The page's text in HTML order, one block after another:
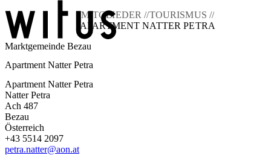
Blog
Über uns
Projekte
Mitglieder
Service
Kontakt
MITGLIEDER //TOURISMUS //
APARTMENT NATTER PETRA
Marktgemeinde Bezau
Apartment Natter Petra
Apartment Natter Petra
Natter Petra
Ach 487
Bezau
Österreich
+43 5514 2097
petra.natter@aon.at